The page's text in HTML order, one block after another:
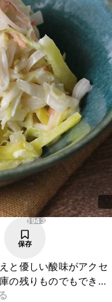
1943
保存
と優しい酸味がアクセ
の残りものでもできる
あり簡単に仕上がりま